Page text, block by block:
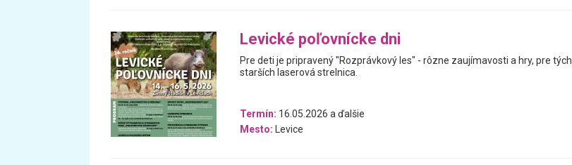
Levické poľovnícke dni
Pre deti je pripravený "Rozprávkový les" - rôzne zaujímavosti a hry, pre tých
starších laserová strelnica.
Termín: 16.05.2026 a ďalšie
Mesto: Levice